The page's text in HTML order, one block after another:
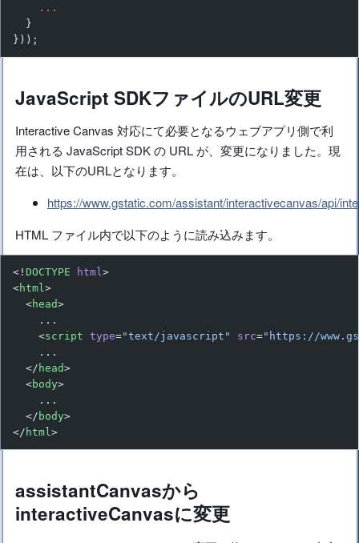
    ...
  }
}));
JavaScript SDKファイルのURL変更
Interactive Canvas 対応にて必要となるウェブアプリ側で利
用される JavaScript SDK の URL が、変更になりました。現
在は、以下のURLとなります。
https://www.gstatic.com/assistant/interactivecanvas/api/
HTML ファイル内で以下のように読み込みます。
<! DOCTYPE html>
<html>
  <
head>
    ...
    <
script type="text/javascript" src="https://
    ...
  </
head>
  <
body>
    ...
  </
body>
</ html>
assistantCanvasから
interactiveCanvasに変更